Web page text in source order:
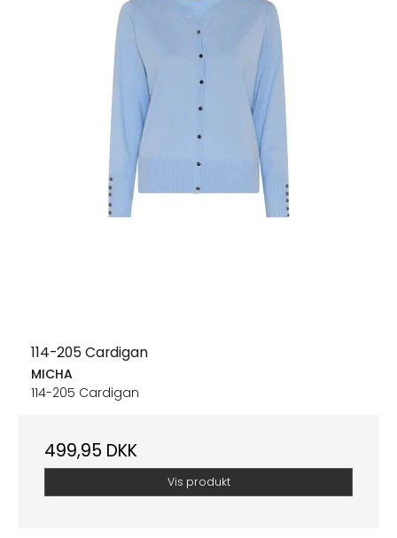
114-205 Cardigan
MICHA
114-205 Cardigan
499,95 DKK
Vis produkt